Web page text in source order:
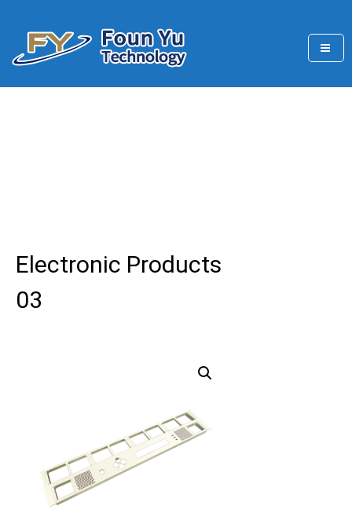
content
Electronic Products
03